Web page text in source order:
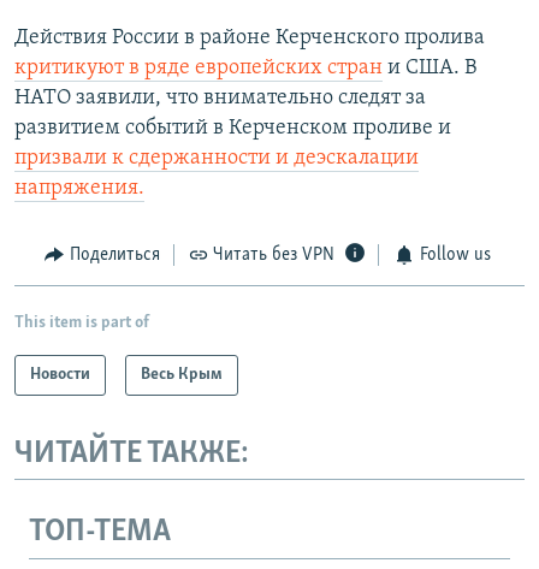
а
й
д
й
д
Действия России в районе Керченского пролива
критикуют в ряде европейских стран и США. В
НАТО заявили, что внимательно следят за
развитием событий в Керченском проливе и
призвали к сдержанности и деэскалации
напряжения.
Поделиться Читать без VPN Follow us
This item is part of
Новости Весь Крым
ЧИТАЙТЕ ТАКЖЕ:
ТОП-ТЕМА